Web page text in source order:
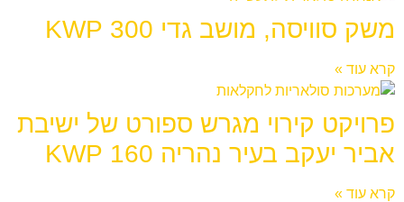
משק סוויסה, מושב גדי 300 KWP
קרא עוד »
פרויקט קירוי מגרש ספורט של ישיבת
אביר יעקב בעיר נהריה 160 KWP
קרא עוד »